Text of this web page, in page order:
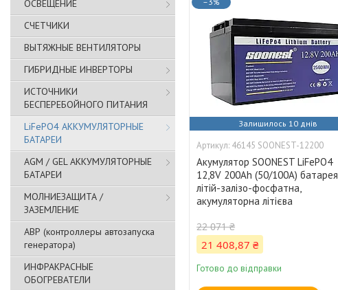
ОСВЕЩЕНИЕ
СЧЕТЧИКИ
ВЫТЯЖНЫЕ ВЕНТИЛЯТОРЫ
ГИБРИДНЫЕ ИНВЕРТОРЫ
ИСТОЧНИКИ
БЕСПЕРЕБОЙНОГО ПИТАНИЯ
LiFePO4 АККУМУЛЯТОРНЫЕ
БАТАРЕИ
AGM / GEL АККУМУЛЯТОРНЫЕ
БАТАРЕИ
МОЛНИЕЗАЩИТА /
ЗАЗЕМЛЕНИЕ
АВР (контроллеры автозапуска
генератора)
ИНФРАКРАСНЫЕ
ОБОГРЕВАТЕЛИ
Залишилось 10 днів
46145 SOONEST-12200
Акумулятор SOONEST LiFePO4
12,8V 200Ah (50/100A) батарея
літій-залізо-фосфатна,
акумуляторна літієва
22 071 ₴
21 408,87 ₴
Готово до відправки